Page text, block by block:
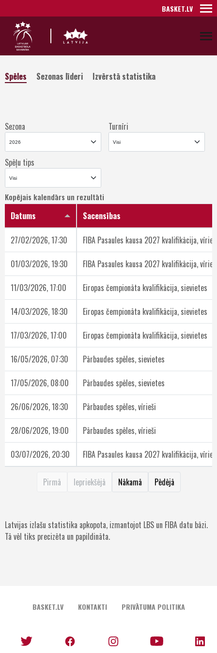
BASKET.LV
Spēles Sezonas līderi Izvērstā statistika
Sezona Turnīri
Spēļu tips
Kopējais kalendārs un rezultāti
Datums
Sacensības
27/02/2026, 17:30 FIBA Pasaules kausa 2027 kvalifikācija,
01/03/2026, 19:30 FIBA Pasaules kausa 2027 kvalifikācija,
11/03/2026, 17:00 Eiropas čempionāta kvalifikācija, sievietes
14/03/2026, 18:30 Eiropas čempionāta kvalifikācija, sievietes
17/03/2026, 17:00 Eiropas čempionāta kvalifikācija, sievietes
16/05/2026, 07:30 Pārbaudes spēles, sievietes
17/05/2026, 08:00 Pārbaudes spēles, sievietes
26/06/2026, 18:30 Pārbaudes spēles, vīrieši
28/06/2026, 19:00 Pārbaudes spēles, vīrieši
03/07/2026, 20:30 FIBA Pasaules kausa 2027 kvalifikācija,
Pirmā Iepriekšējā Nākamā Pēdējā
Latvijas izlašu statistika apkopota, izmantojot LBS un FIBA datu bāzi.
Tā vēl tiks precizēta un papildināta.
BASKET.LV KONTAKTI PRIVĀTUMA POLITIKA